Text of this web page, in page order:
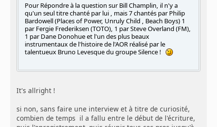
Pour Répondre à la question sur Bill Champlin, il n'y a
qu'un seul titre chanté par lui , mais 7 chantés par Philip
Bardowell (Places of Power, Unruly Child , Beach Boys) 1
par Fergie Frederiksen (TOTO), 1 par Steve Overland (FM),
1 par Dane Donohue et l'un des plus beaux
instrumentaux de l'histoire de l'AOR réalisé par le
talentueux Bruno Levesque du groupe Silence !
It's allright !
si non, sans faire une interview et à titre de curiosité,
combien de temps il a fallu entre le début de l'écriture,